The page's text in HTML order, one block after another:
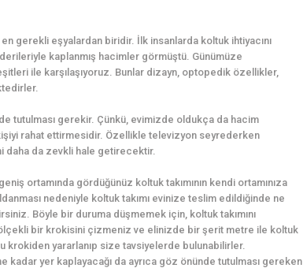
gerekli eşyalardan biridir. İlk insanlarda koltuk ihtiyacını
kaplanmış hacimler görmüştü. Günümüze
ile karşılaşıyoruz. Bunlar dizayn, optopedik özellikler,
tutulması gerekir. Çünkü, evimizde oldukça da hacim
rahat ettirmesidir. Özellikle televizyon seyrederken
daha da zevkli hale getirecektir.
ortamında gördüğünüz koltuk takımının kendi ortamınıza
nedeniyle koltuk takımı evinize teslim edildiğinde ne
Böyle bir duruma düşmemek için, koltuk takımını
bir krokisini çizmeniz ve elinizde bir şerit metre ile koltuk
krokiden yararlanıp size tavsiyelerde bulunabilirler.
kadar yer kaplayacağı da ayrıca göz önünde tutulması gereken